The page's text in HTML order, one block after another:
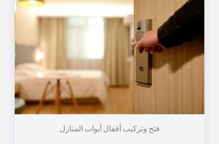
فتح وتركيب أقفال أبواب المنازل